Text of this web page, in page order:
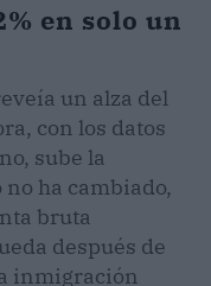
en solo un
un alza del
con los datos
sube la
ha cambiado,
bruta
después de
inmigración